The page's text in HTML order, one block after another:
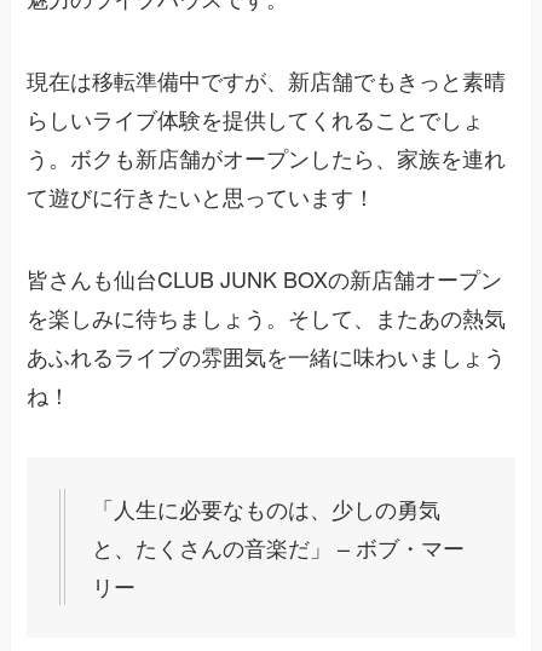
現在は移転準備中ですが、新店舗でもきっと素晴
らしいライブ体験を提供してくれることでしょ
う。ボクも新店舗がオープンしたら、家族を連れ
て遊びに行きたいと思っています！
皆さんも仙台CLUB JUNK BOXの新店舗オープン
を楽しみに待ちましょう。そして、またあの熱気
あふれるライブの雰囲気を一緒に味わいましょう
ね！
「人生に必要なものは、少しの勇気
と、たくさんの音楽だ」 – ボブ・マー
リー